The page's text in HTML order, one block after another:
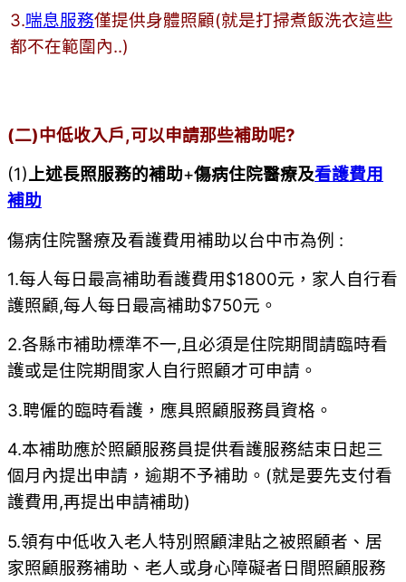
3.喘息服務僅提供身體照顧(就是打掃煮飯洗衣這些
都不在範圍內..)
(二)中低收入戶,可以申請那些補助呢?
(1)上述長照服務的補助+傷病住院醫療及看護費用
補助
傷病住院醫療及看護費用補助以台中市為例 :
1.每人每日最高補助看護費用$1800元，家人自行看
護照顧,每人每日最高補助$750元。
2.各縣市補助標準不一,且必須是住院期間請臨時看
護或是住院期間家人自行照顧才可申請。
3.聘僱的臨時看護，應具照顧服務員資格。
4.本補助應於照顧服務員提供看護服務結束日起三
個月內提出申請，逾期不予補助。(就是要先支付看
護費用,再提出申請補助)
5.領有中低收入老人特別照顧津貼之被照顧者、居
家照顧服務補助、老人或身心障礙者日間照顧服務